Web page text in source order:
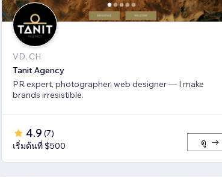
VD, CH
Tanit Agency
PR expert, photographer, web designer — I make
brands irresistible.
4.9 (7)
เริ่มต้นที่ $500
ดู